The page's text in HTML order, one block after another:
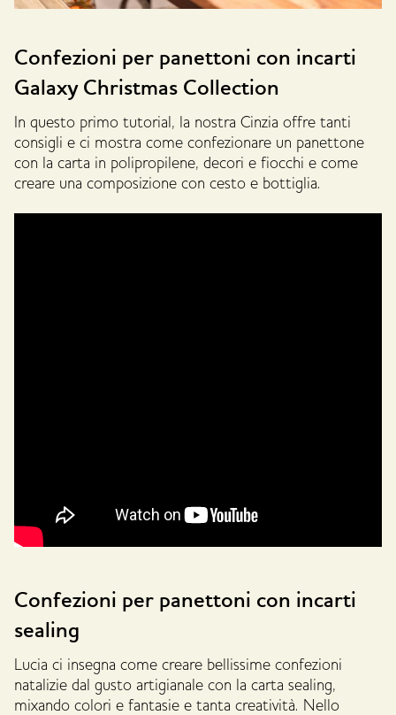
Confezioni per panettoni con incarti
Galaxy Christmas Collection
In questo primo tutorial, la nostra Cinzia offre tanti
consigli e ci mostra come confezionare un panettone
con la carta in polipropilene, decori e fiocchi e come
creare una composizione con cesto e bottiglia.
Confezioni per panettoni con incarti
sealing
Lucia ci insegna come creare bellissime confezioni
natalizie dal gusto artigianale con la carta sealing,
mixando colori e fantasie e tanta creatività. Nello